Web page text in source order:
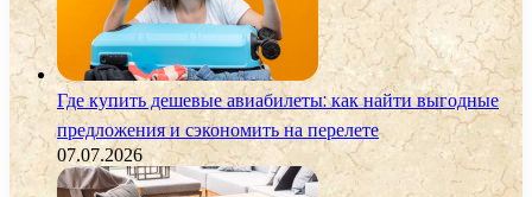
Где купить дешевые авиабилеты: как найти выгодные
предложения и сэкономить на перелете
07.07.2026